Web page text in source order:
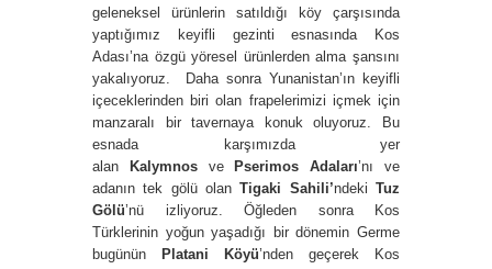
geleneksel ürünlerin satıldığı köy çarşısında
yaptığımız keyifli gezinti esnasında Kos
Adası’na özgü yöresel ürünlerden alma şansını
yakalıyoruz. Daha sonra Yunanistan’ın keyifli
içeceklerinden biri olan frapelerimizi içmek için
manzaralı bir tavernaya konuk oluyoruz. Bu
esnada karşımızda yer
alan
Kalymnosve Pserimos Adaları’nı ve
adanın tek gölü olanTigaki Sahili’ndeki Tuz
Gölü’nü izliyoruz. Öğleden sonra Kos
Türklerinin yoğun yaşadığı bir dönemin Germe
bugünün
Platani Köyü’nden geçerek Kos